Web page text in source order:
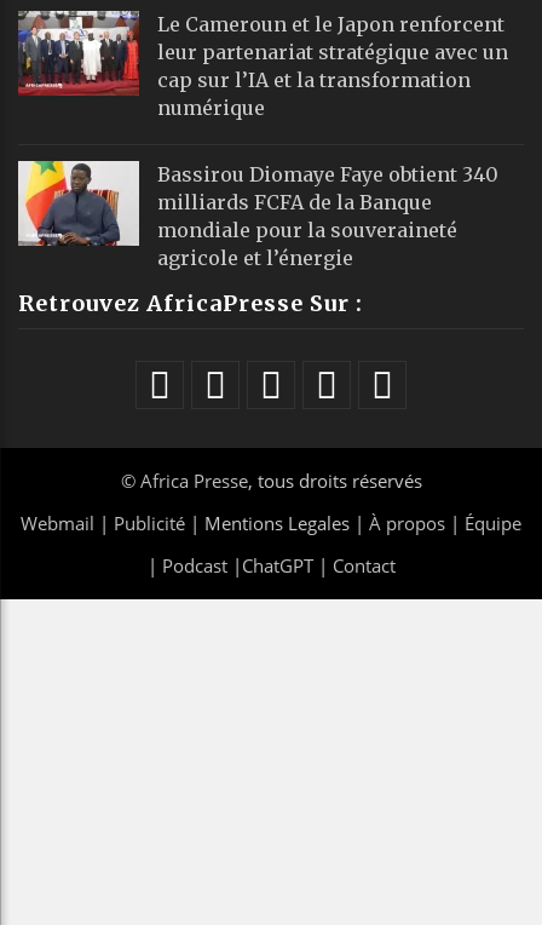
Le Cameroun et le Japon renforcent
leur partenariat stratégique avec un
cap sur l’IA et la transformation
numérique
Bassirou Diomaye Faye obtient 340
milliards FCFA de la Banque
mondiale pour la souveraineté
agricole et l’énergie
Retrouvez AfricaPresse Sur :
© Africa Presse, tous droits réservés
Webmail | Publicité | Mentions Legales | À propos | Équipe
| Podcast| ChatGPT| Contact